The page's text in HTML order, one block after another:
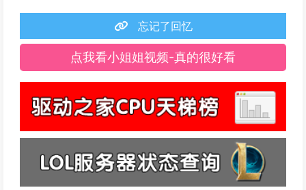
忘记了回忆
点我看小姐姐视频-真的很好看